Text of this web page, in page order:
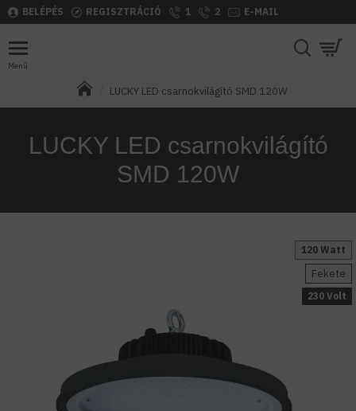
BELÉPÉS REGISZTRÁCIÓ 1 2 E-MAIL
LUCKY LED csarnokvilágító SMD 120W
LUCKY LED csarnokvilágító
SMD 120W
120 Watt
Fekete
230 Volt